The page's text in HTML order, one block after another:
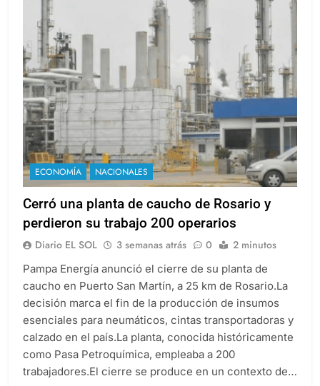
ECONOMÍA NACIONALES
Cerró una planta de caucho de Rosario y
perdieron su trabajo 200 operarios
Diario EL SOL 3 semanas atrás 0 2 minutos
Pampa Energía anunció el cierre de su planta de
caucho en Puerto San Martín, a 25 km de Rosario.La
decisión marca el fin de la producción de insumos
esenciales para neumáticos, cintas transportadoras y
calzado en el país.La planta, conocida históricamente
como Pasa Petroquímica, empleaba a 200
trabajadores.El cierre se produce en un contexto de…